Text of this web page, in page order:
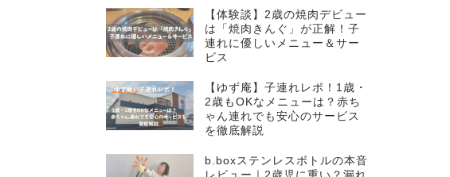
【体験談】2歳の焼肉デビュー
は「焼肉きんぐ」が正解！子
連れに優しいメニュー＆サー
ビス
【ゆず庵】子連れレポ！1歳・
2歳もOKなメニューは？赤ち
ゃん連れでも安心のサービス
を徹底解説
b.boxステンレスボトルの本音